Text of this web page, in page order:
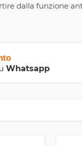
dalla funzione
Whatsapp